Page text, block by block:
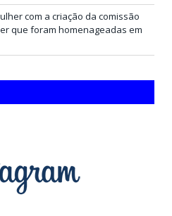
com a criação da comissão
que foram homenageadas em